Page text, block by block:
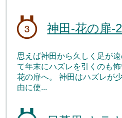
神田-花の扉-2
思えば神田から久しく足が
て年末にハズレを引くのも
花の扉へ。 神田はハズレが
由に使...